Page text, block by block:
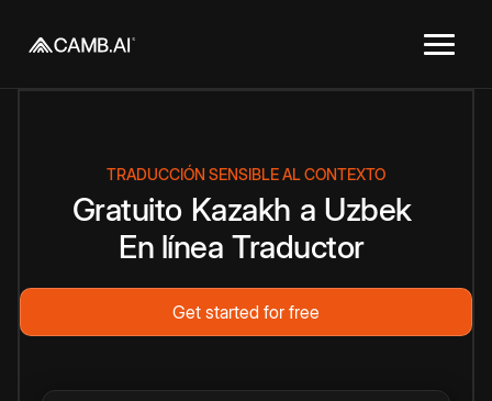
TRADUCCIÓN SENSIBLE AL CONTEXTO
Gratuito Kazakh a Uzbek
En línea Traductor
Get started for free